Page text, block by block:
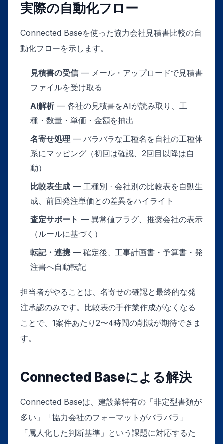
実際の自動化フロー
Connected Baseを使った協力会社見積書比較の自
動化フローを示します。
見積書の受信— メール・アップロードで見積書
ファイルを受け取る
AI解析— 各社の見積書をAIが読み取り、工
種・数量・単価・金額を抽出
名寄せ処理 — バラバラな工種名を自社の工種体
系にマッピング（初回は確認、2回目以降は自
動）
比較表生成 — 工種別・会社別の比較表を自動生
成、前回発注単価との差異をハイライト
査定サポート — 異常値フラグ、推奨会社の表示
（ルールに基づく）
転記・連携 — 確定後、工事計画書・予算書・発
注書へ自動転記
担当者がやることは、名寄せの確認と最終的な発
注承認のみです。比較表の手作業作成がなくなる
ことで、1案件あたり2〜4時間の削減が期待できま
す。
Connected Baseによる解決
Connected Baseは、建設業特有の「非定型書類が
多い」「協力会社のフォーマットがバラバラ」
「属人化した判断基準」という課題に対応するた